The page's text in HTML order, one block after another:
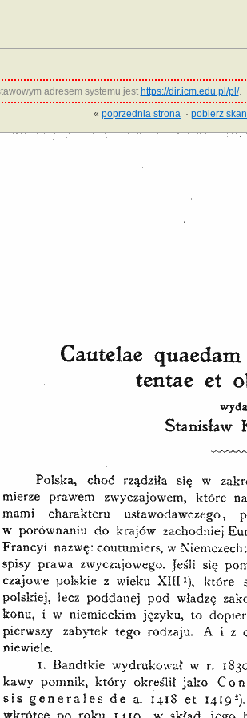
adresem systemu jest https://dir.icm.edu.pl/pl/.
«poprzednia strona ·pobierz skan